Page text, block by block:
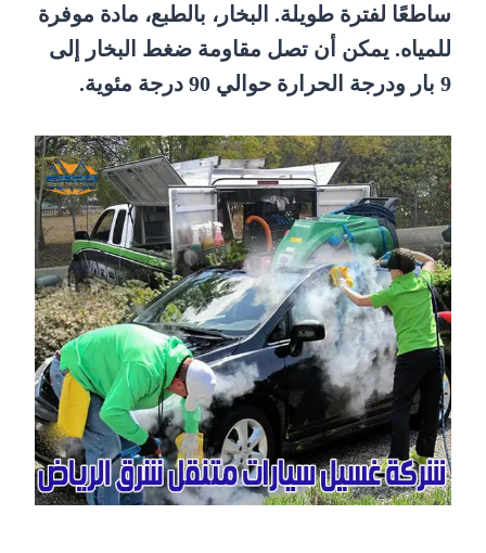
ساطعًا لفترة طويلة. البخار، بالطبع، مادة موفرة
للمياه. يمكن أن تصل مقاومة ضغط البخار إلى
9 بار ودرجة الحرارة حوالي 90 درجة مئوية.